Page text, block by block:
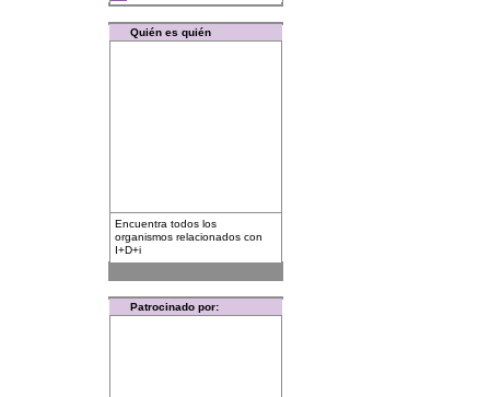
Quién es quién
Encuentra todos los
organismos relacionados con
I+D+i
Patrocinado por: